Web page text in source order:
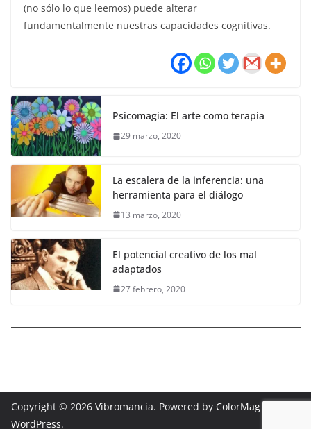
(no sólo lo que leemos) puede alterar
fundamentalmente nuestras capacidades cognitivas.
Psicomagia: El arte como terapia
29 marzo, 2020
La escalera de la inferencia: una
herramienta para el diálogo
13 marzo, 2020
El potencial creativo de los mal
adaptados
27 febrero, 2020
Copyright © 2026 Vibromancia. Powered by ColorMagand
WordPress.